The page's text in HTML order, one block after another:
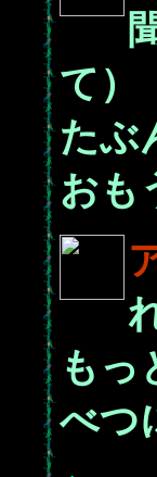
て）
たぶ
おも
もっ
べつ